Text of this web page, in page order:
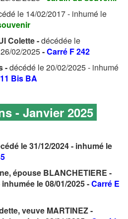
le 14/02/2017 - inhumé le
Colette -décédée le
02/2025-Carré F 242
-décédé le 20/02/2025 - inhumé
Bis BA
- Janvier 2025
le 31/12/2024 - inhumé le
épouse BLANCHETIERE -
le 08/01/2025 -Carré E
veuve MARTINEZ -